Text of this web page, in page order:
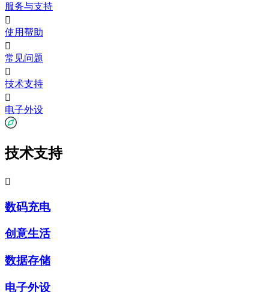
服务与支持

使用帮助

常见问题

技术支持

电子外设
技术支持

数码充电
创意生活
数据存储
电子外设